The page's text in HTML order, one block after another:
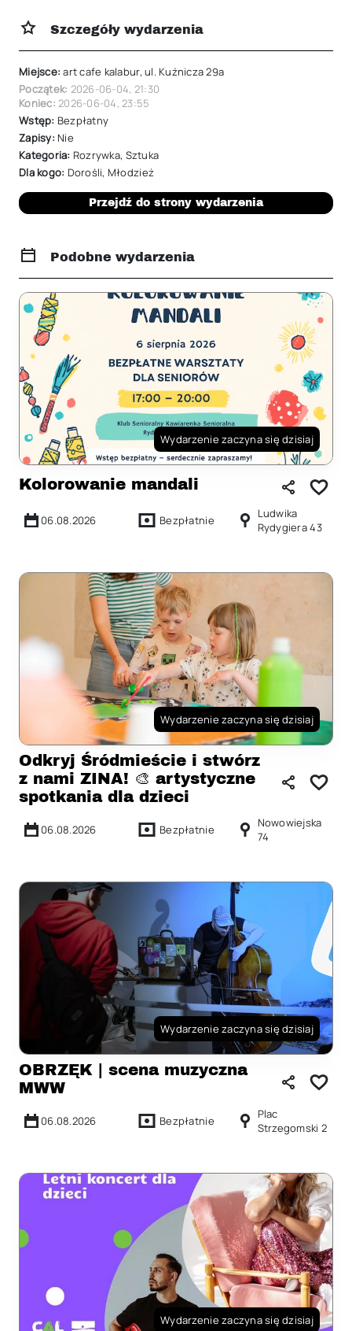
Szczegóły wydarzenia
Miejsce:art cafe kalabur, ul. Kuźnicza 29a
Początek: 2026-06-04, 21:30
Koniec:2026-06-04,23:55
Wstęp: Bezpłatny
Zapisy: Nie
Kategoria: Rozrywka, Sztuka
Dla kogo: Dorośli, Młodzież
Przejdź do strony wydarzenia
Podobne wydarzenia
Wydarzenie zaczyna się dzisiaj
Kolorowanie mandali
06.08.2026 Bezpłatnie
Ludwika
Rydygiera 43
Wydarzenie zaczyna się dzisiaj
Odkryj Śródmieście i stwórz
z nami ZINA! 🎨 artystyczne
spotkania dla dzieci
06.08.2026 Bezpłatnie
Nowowiejska
74
Wydarzenie zaczyna się dzisiaj
OBRZĘK | scena muzyczna
MWW
06.08.2026 Bezpłatnie
Plac
Strzegomski 2
Wydarzenie zaczyna się dzisiaj